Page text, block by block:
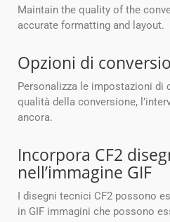
Maintain the quality of the
accurate formatting and layout.
Opzioni di
Personalizza le impostazioni di
qualità della conversione,
ancora.
Incorpora CF2
nell’immagine GIF
I disegni tecnici CF2 possono
in GIF immagini che possono